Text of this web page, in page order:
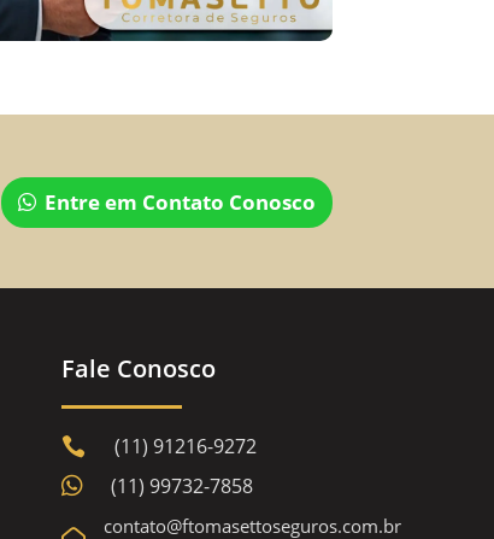
Entre em Contato Conosco
Fale Conosco
 (11) 91216-9272
 (11) 99732-7858
contato@ftomasettoseguros.com.br